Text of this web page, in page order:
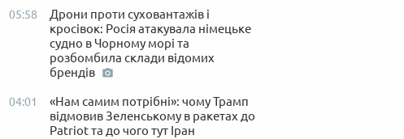
05:58
Дрони проти суховантажів і
кросівок: Росія атакувала німецьке
судно в Чорному морі та
розбомбила склади відомих
брендів
04:01
«Нам самим потрібні»: чому Трамп
відмовив Зеленському в ракетах до
Patriot та до чого тут Іран